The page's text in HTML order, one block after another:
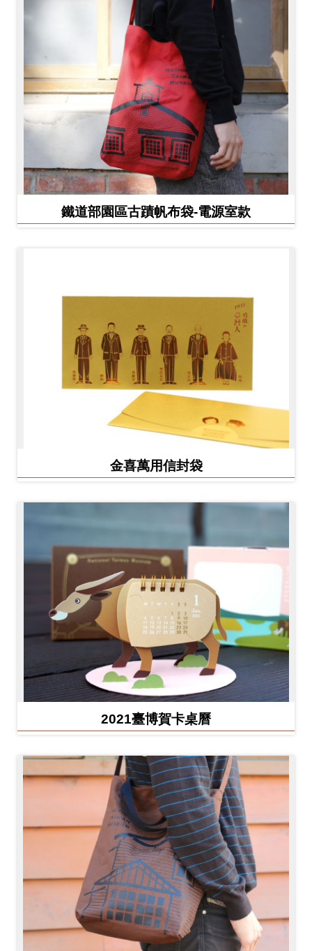
鐵道部園區古蹟帆布袋-電源室款
金喜萬用信封袋
2021臺博賀卡桌曆